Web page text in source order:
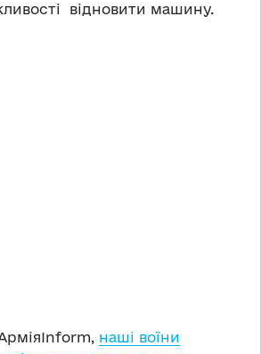
відновити машину.
наші воїни